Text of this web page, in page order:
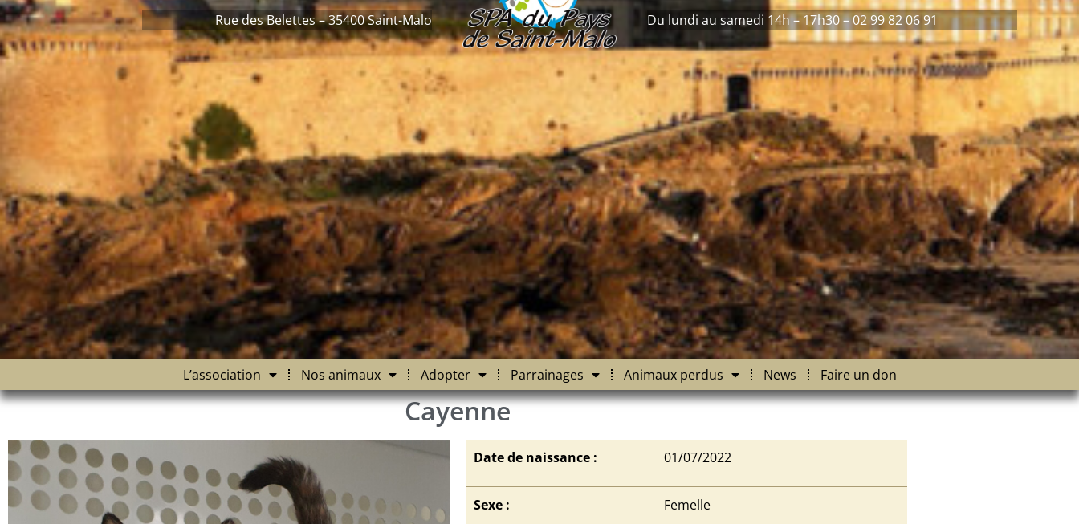
Rue des Belettes – 35400 Saint-Malo Du lundi au samedi 14h – 17h30 – 02 99 82 06 91
L’association Nos animaux Adopter Parrainages Animaux perdus News Faire un don
Cayenne
Date de naissance : 01/07/2022
Sexe : Femelle